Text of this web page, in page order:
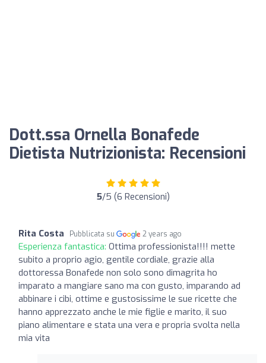
Dott.ssa Ornella Bonafede
Dietista Nutrizionista: Recensioni
5/5 (6 Recensioni)
Rita Costa Pubblicata su 2 years ago
Esperienza fantastica: Ottima professionista!!!! mette
subito a proprio agio, gentile cordiale, grazie alla
dottoressa Bonafede non solo sono dimagrita ho
imparato a mangiare sano ma con gusto, imparando ad
abbinare i cibi, ottime e gustosissime le sue ricette che
hanno apprezzato anche le mie figlie e marito, il suo
piano alimentare e stata una vera e propria svolta nella
mia vita